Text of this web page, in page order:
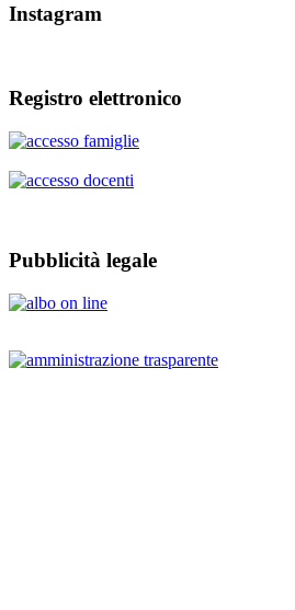
Instagram
Registro elettronico
Pubblicità legale